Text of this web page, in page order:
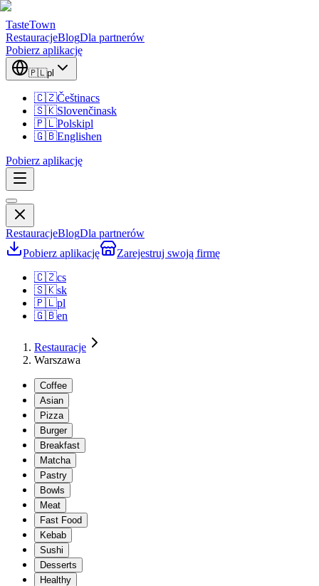
TasteTown
RestauracjeBlogDla partnerów
Pobierz aplikację
🇵🇱pl
🇨🇿Češtinacs
🇸🇰Slovenčinask
🇵🇱Polskipl
🇬🇧Englishen
Pobierz aplikację
RestauracjeBlogDla partnerów
Pobierz aplikację
Zarejestruj swoją firmę
🇨🇿cs
🇸🇰sk
🇵🇱pl
🇬🇧en
Restauracje
Warszawa
Coffee
Asian
Pizza
Burger
Breakfast
Matcha
Pastry
Bowls
Meat
Fast Food
Kebab
Sushi
Desserts
Healthy